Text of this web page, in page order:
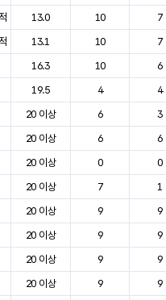
13.0 10 7
13.1 10 7
16.3 10 6
19.5 4 4
20 이상 6 3
20 이상 6 6
20 이상 0 0
20 이상 7 1
20 이상 9 9
20 이상 9 9
20 이상 9 9
20 이상 9 9